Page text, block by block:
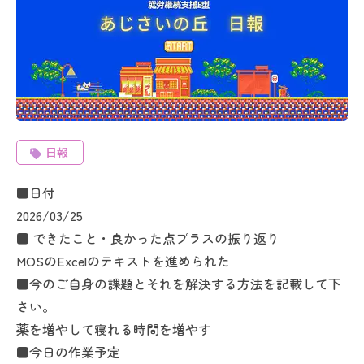
日報
■日付
2026/03/25
■ できたこと・良かった点プラスの振り返り
MOSのExcelのテキストを進められた
■今のご自身の課題とそれを解決する方法を記載して下
さい。
薬を増やして寝れる時間を増やす
■今日の作業予定